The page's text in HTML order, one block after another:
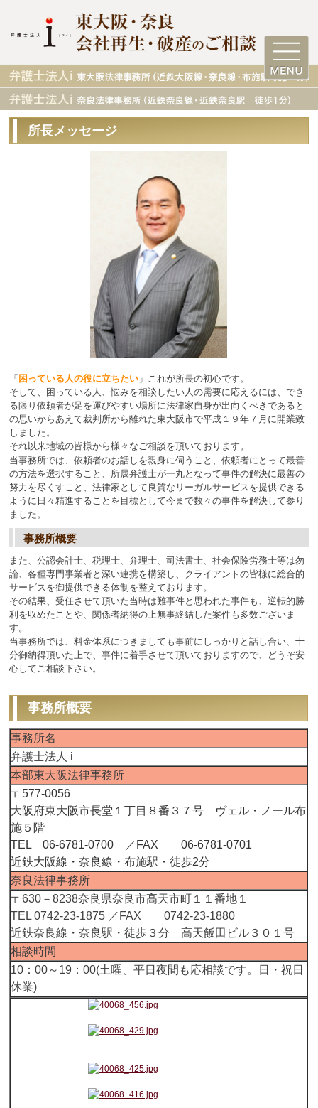
所長メッセージ
「 困っている人の役に立ちたい 」これが所長の初心です。
そして、困っている人、悩みを相談したい人の需要に応えるには、でき
る限り依頼者が足を運びやすい場所に法律家自身が出向くべきであると
の思いからあえて裁判所から離れた東大阪市で平成１９年７月に開業致
しました。
それ以来地域の皆様から様々なご相談を頂いております。
当事務所では、依頼者のお話しを親身に伺うこと、依頼者にとって最善
の方法を選択すること、所属弁護士が一丸となって事件の解決に最善の
努力を尽くすこと、法律家として良質なリーガルサービスを提供できる
ように日々精進することを目標として今まで数々の事件を解決して参り
ました。
事務所概要
また、公認会計士、税理士、弁理士、司法書士、社会保険労務士等は勿
論、各種専門事業者と深い連携を構築し、クライアントの皆様に総合的
サービスを御提供できる体制を整えております。
その結果、受任させて頂いた当時は難事件と思われた事件も、逆転的勝
利を収めたことや、関係者納得の上無事終結した案件も多数ございま
す。
当事務所では、料金体系につきましても事前にしっかりと話し合い、十
分御納得頂いた上で、事件に着手させて頂いておりますので、どうぞ安
心してご相談下さい。
事務所概要
事務所名
弁護士法人 i
本部東大阪法律事務所
〒577-0056
大阪府東大阪市長堂１丁目８番３７号 ヴェル・ノール布
施５階
TEL 06-6781-0700 ／FAX 06-6781-0701
近鉄大阪線・奈良線・布施駅・徒歩2分
奈良法律事務所
〒630－8238奈良県奈良市高天市町１１番地１
TEL 0742-23-1875 ／FAX 0742-23-1880
近鉄奈良線・奈良駅・徒歩３分 高天飯田ビル３０１号
相談時間
10：00～19：00(土曜、平日夜間も応相談です。日・祝日
休業)